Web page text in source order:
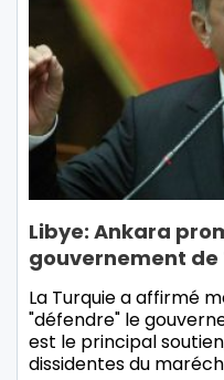
Libye: Ankara
gouvernement
La Turquie a affirmé
"défendre" le
est le principal
dissidentes du